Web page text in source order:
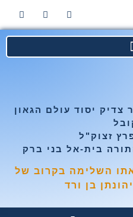
יסוד עולם הגאון
זצוק"ל
בית-אל בני ברק
השלימה בקרוב של
בן ורד